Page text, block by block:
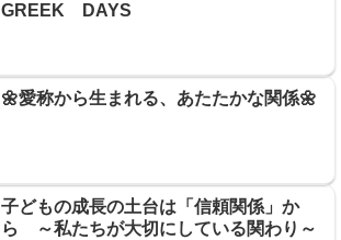
GREEK DAYS
🌼愛称から生まれる、あたたかな関係🌼
子どもの成長の土台は「信頼関係」か
ら ～私たちが大切にしている関わり～